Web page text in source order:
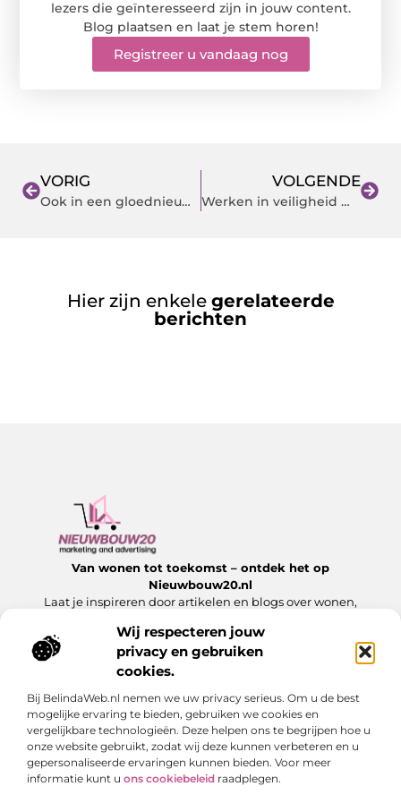
Wij respecteren jouw
privacy en gebruiken
cookies.
Bij BelindaWeb.nl nemen we uw privacy serieus. Om u de best
mogelijke ervaring te bieden, gebruiken we cookies en
vergelijkbare technologieën. Deze helpen ons te begrijpen hoe u
onze website gebruikt, zodat wij deze kunnen verbeteren en u
gepersonaliseerde ervaringen kunnen bieden. Voor meer
informatie kunt u ons cookiebeleid raadplegen.
lezers die geïnteresseerd zijn in jouw content.
Blog plaatsen en laat je stem horen!
Registreer u vandaag nog
VORIG
Ook in een gloednieuw huis loont het om naar je slot te kijken
VOLGENDE
Werken in veiligheid met ruimte voor thuis
Hier zijn enkele gerelateerde
berichten
Van wonen tot toekomst – ontdek het op
Nieuwbouw20.nl
Laat je inspireren door artikelen en blogs over wonen,
Onze informatie
Bericht categorie